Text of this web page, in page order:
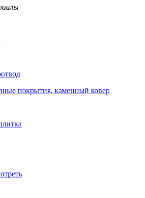
покрытия, каменный ковер